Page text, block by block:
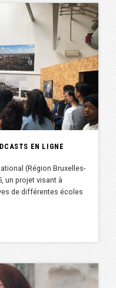
EN LIGNE
(Région Bruxelles-
un projet visant à
de différentes écoles